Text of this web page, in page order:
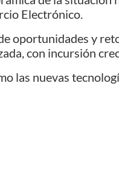
Electrónico.
oportunidades y
con incursión
las nuevas